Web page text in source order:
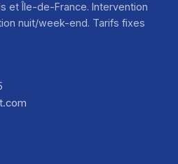
et Île-de-France. Intervention
nuit/week-end. Tarifs fixes